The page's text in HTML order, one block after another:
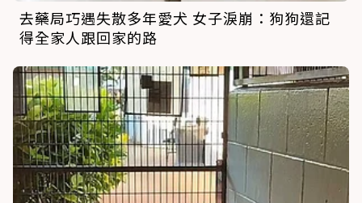
去藥局巧遇失散多年愛犬 女子淚崩：狗狗還記
得全家人跟回家的路